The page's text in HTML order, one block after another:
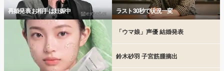
再婚発表 お相手は妊娠中 ラスト30秒で状況一変
「ウマ娘」声優 結婚発表
鈴木砂羽 子宮筋腫摘出